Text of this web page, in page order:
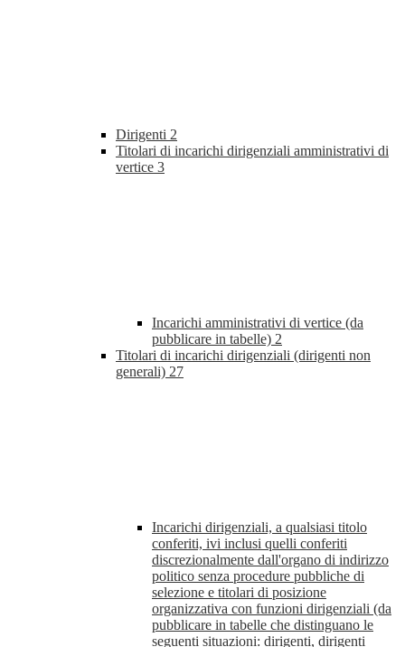
Dirigenti 2
Titolari di incarichi dirigenziali amministrativi di
vertice 3
Incarichi amministrativi di vertice (da
pubblicare in tabelle) 2
Titolari di incarichi dirigenziali (dirigenti non
generali) 27
Incarichi dirigenziali, a qualsiasi titolo
conferiti, ivi inclusi quelli conferiti
discrezionalmente dall'organo di indirizzo
politico senza procedure pubbliche di
selezione e titolari di posizione
organizzativa con funzioni dirigenziali (da
pubblicare in tabelle che distinguano le
seguenti situazioni: dirigenti, dirigenti